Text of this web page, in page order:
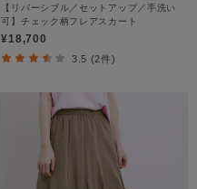
【リバーシブル／セットアップ／手洗い
可】チェック柄フレアスカート
¥18,700
3.5 (2件)